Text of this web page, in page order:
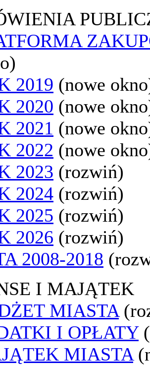
2019 (nowe
2020 (nowe
2021 (nowe
2022 (nowe
2023 (rozwiń)
2024 (rozwiń)
2025 (rozwiń)
2026 (rozwiń)
2008-2018
I MAJĄTEK
MIASTA
I OPŁATY
MIASTA